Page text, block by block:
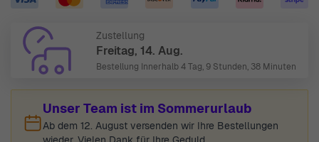
Zustellung
Freitag, 14. Aug.
Bestellung Innerhalb4 Tag, 9 Stunden, 38 Minuten
Unser Team ist im Sommerurlaub
Ab dem 12. August versenden wir Ihre Bestellungen